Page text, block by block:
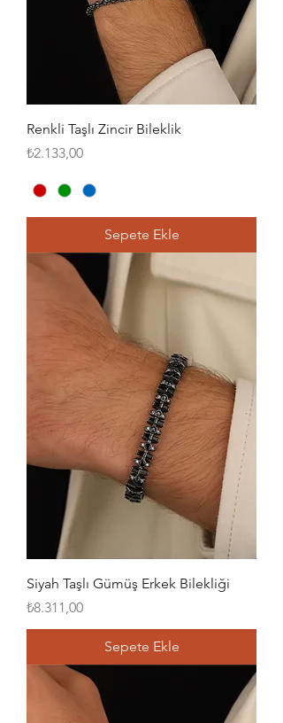
Renkli Taşlı Zincir Bileklik
Fiyat
₺2.133,00
Sepete Ekle
Siyah Taşlı Gümüş Erkek Bilekliği
Fiyat
₺8.311,00
Sepete Ekle